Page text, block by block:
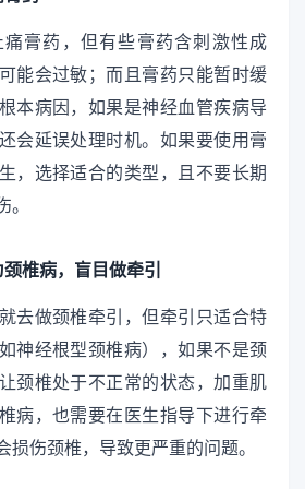
膏药，但有些膏药含刺激性成
能会过敏；而且膏药只能暂时缓
本病因，如果是神经血管疾病导
会延误处理时机。如果要使用膏
，选择适合的类型，且不要长期
。
椎病，盲目做牵引
去做颈椎牵引，但牵引只适合特
神经根型颈椎病），如果不是颈
颈椎处于不正常的状态，加重肌
病，也需要在医生指导下进行牵
损伤颈椎，导致更严重的问题。